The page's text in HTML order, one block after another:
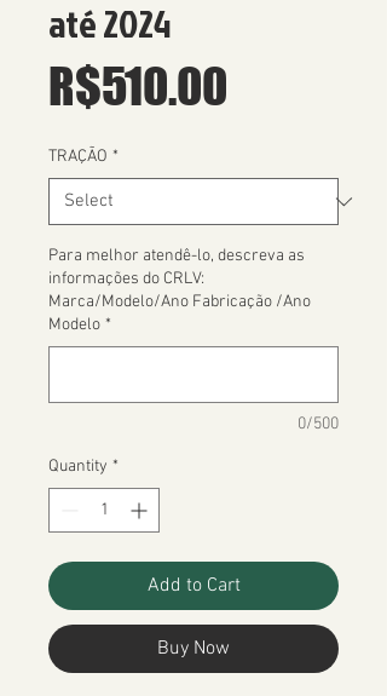
até 2024
R$510.00
TRAÇÃO *
Para melhor atendê-lo, descreva as
informações do CRLV:
Marca/Modelo/Ano Fabricação /Ano
Modelo *
0/500
Quantity *
Add to Cart
Buy Now